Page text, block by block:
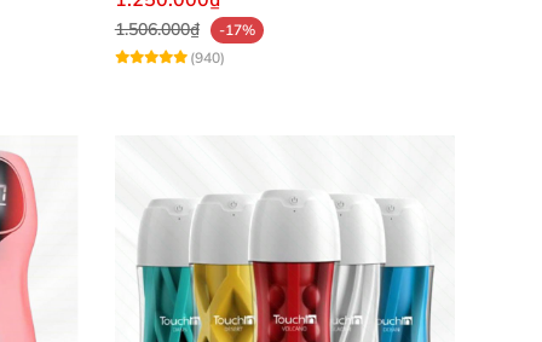
rung rên cực kỳ đã và điều chỉnh rất dễ."
1.506.000₫
-17%
(940)